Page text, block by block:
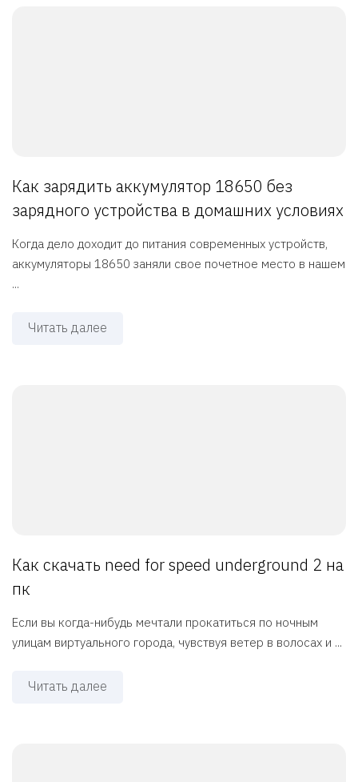
Как зарядить аккумулятор 18650 без
зарядного устройства в домашних условиях
Когда дело доходит до питания современных устройств,
аккумуляторы 18650 заняли свое почетное место в нашем
...
Читать далее
Как скачать need for speed underground 2 на
пк
Если вы когда-нибудь мечтали прокатиться по ночным
улицам виртуального города, чувствуя ветер в волосах и ...
Читать далее